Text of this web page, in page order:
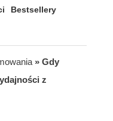
Bestsellery
» Gdy
z